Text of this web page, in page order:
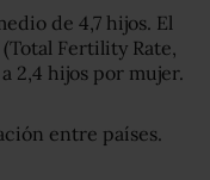
de 4,7 hijos. El
Fertility Rate,
2,4 hijos por mujer.
entre países.